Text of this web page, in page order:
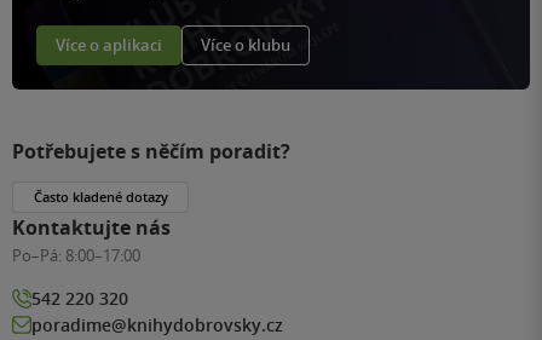
Více o aplikaci Více o klubu
Potřebujete s něčím poradit?
Často kladené dotazy
Kontaktujte nás
Po–Pá: 8:00–17:00
542 220 320
poradime@knihydobrovsky.cz